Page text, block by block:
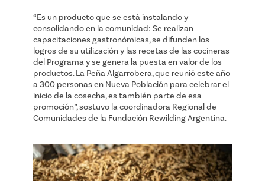
“Es un producto que se está instalando y
consolidando en la comunidad: Se realizan
capacitaciones gastronómicas, se difunden los
logros de su utilización y las recetas de las cocineras
del Programa y se genera la puesta en valor de los
productos. La Peña Algarrobera, que reunió este año
a 300 personas en Nueva Población para celebrar el
inicio de la cosecha, es también parte de esa
promoción”, sostuvo la coordinadora Regional de
Comunidades de la Fundación Rewilding Argentina.